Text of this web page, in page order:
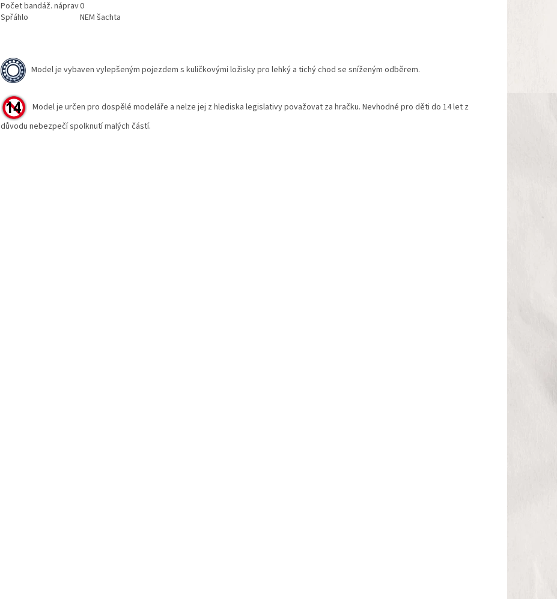
Počet bandáž. náprav0
Spřáhlo
NEM šachta
Model je vybaven vylepšeným pojezdem s kuličkovými ložisky pro lehký a tichý chod se sníženým odběrem.
Model je určen pro dospělé modeláře a nelze jej z hlediska legislativy považovat za hračku. Nevhodné pro děti do 14 let z
důvodu nebezpečí spolknutí malých částí.